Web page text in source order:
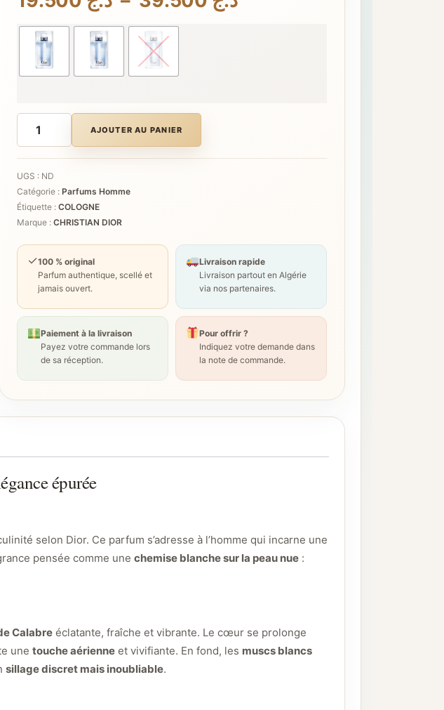
quantité
Cologne
AJOUTER AU PANIER
UGS : ND
Catégorie : Parfums Homme
Étiquette : COLOGNE
Marque : CHRISTIAN DIOR
✓100 % original
Parfum authentique, scellé et
jamais ouvert.
Livraison rapide
Livraison partout en Algérie
via nos partenaires.
Paiement à la livraison
Payez votre commande lors
de sa réception.
Pour offrir ?
Indiquez votre demande dans
la note de commande.
épurée
selon Dior. Ce parfum s’adresse à l’homme qui incarne une
pensée comme une chemise blanche sur la peau nue :
Calabre éclatante, fraîche et vibrante. Le cœur se prolonge
une touche aérienne et vivifiante. En fond, les muscs blancs
sillage discret mais inoubliable.